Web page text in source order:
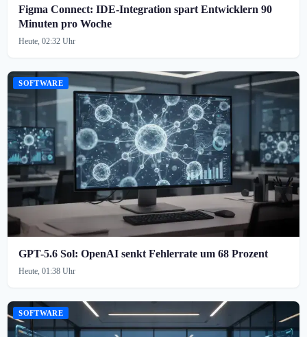
Figma Connect: IDE-Integration spart Entwicklern 90
Minuten pro Woche
Heute, 02:32 Uhr
SOFTWARE
GPT-5.6 Sol: OpenAI senkt Fehlerrate um 68 Prozent
Heute, 01:38 Uhr
SOFTWARE